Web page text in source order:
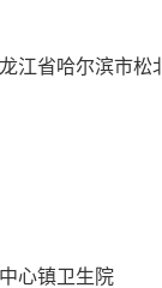
江省哈尔滨市
心镇卫生院